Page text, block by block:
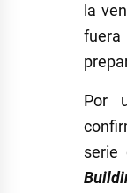
la
Por
serie